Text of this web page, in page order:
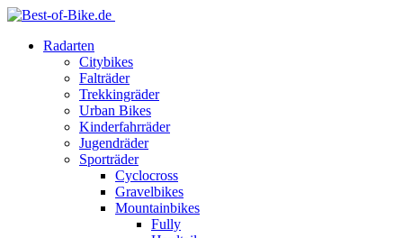
Radarten
Citybikes
Falträder
Trekkingräder
Urban Bikes
Kinderfahrräder
Jugendräder
Sporträder
Cyclocross
Gravelbikes
Mountainbikes
Fully